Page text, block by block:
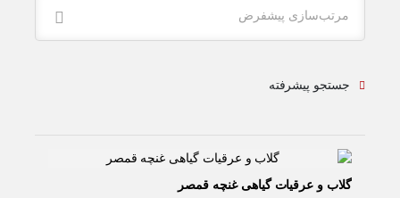
مرتب‌سازی پیشفرض
جستجو پیشرفته
گلاب و عرقیات گیاهی غنچه قمصر